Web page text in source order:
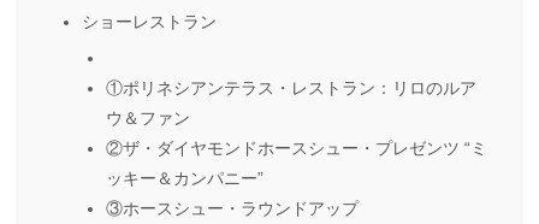
ショーレストラン
①ポリネシアンテラス・レストラン：リロのルア
ウ＆ファン
②ザ・ダイヤモンドホースシュー・プレゼンツ “ミ
ッキー＆カンパニー”
③ホースシュー・ラウンドアップ